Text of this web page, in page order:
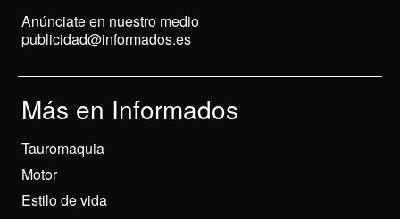
Anúnciate en nuestro medio
publicidad@informados.es
Más en Informados
Tauromaquia
Motor
Estilo de vida